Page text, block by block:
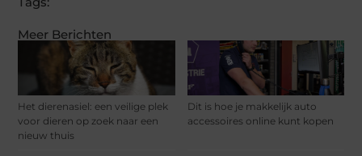
Meer Berichten
Het dierenasiel: een veilige plek
voor dieren op zoek naar een
nieuw thuis
Dit is hoe je makkelijk auto
accessoires online kunt kopen